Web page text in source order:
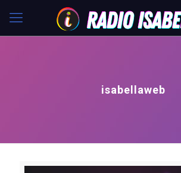
isabellaweb